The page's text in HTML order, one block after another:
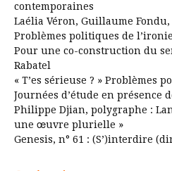
contemporaines
Laélia Véron, Guillaume Fondu,
Problèmes politiques de l’ironie
Pour une co-construction du
Rabatel
« T’es sérieuse ? » Problèmes
Journées d’étude en présence
Philippe Djian, polygraphe :
une œuvre plurielle »
Genesis, n° 61 : (S’)interdire